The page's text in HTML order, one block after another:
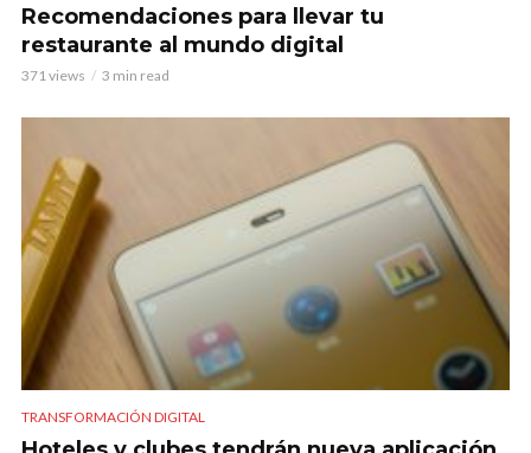
Recomendaciones para llevar tu
restaurante al mundo digital
371 views 3 min read
TRANSFORMACIÓN DIGITAL